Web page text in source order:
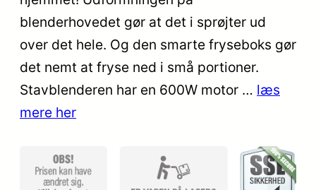
mmelser
blenderhovedet gør at det i sprøjter ud
over det hele. Og den smarte fryseboks gør
det nemt at fryse ned i små portioner.
Stavblenderen har en 600W motor … læs
mere her